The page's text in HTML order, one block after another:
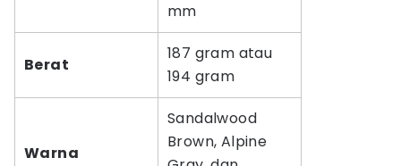
mm
Berat
187 gram atau
194 gram
Warna
Sandalwood
Brown, Alpine